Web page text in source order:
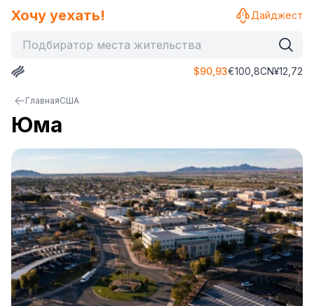
Хочу уехать!
$90,93€100,8CN¥12,72
Дайджест
ГлавнаяСША
Юма